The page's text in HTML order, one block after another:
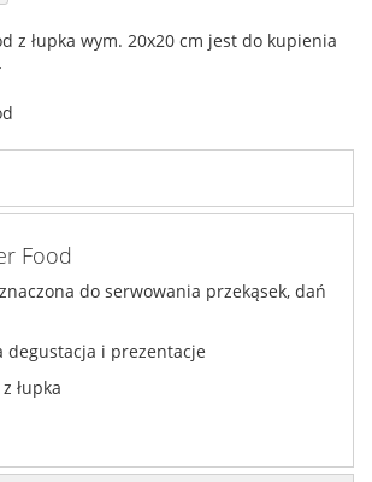
z łupka wym. 20x20 cm jest do kupienia
Food
do serwowania przekąsek, dań
degustacja i prezentacje
łupka